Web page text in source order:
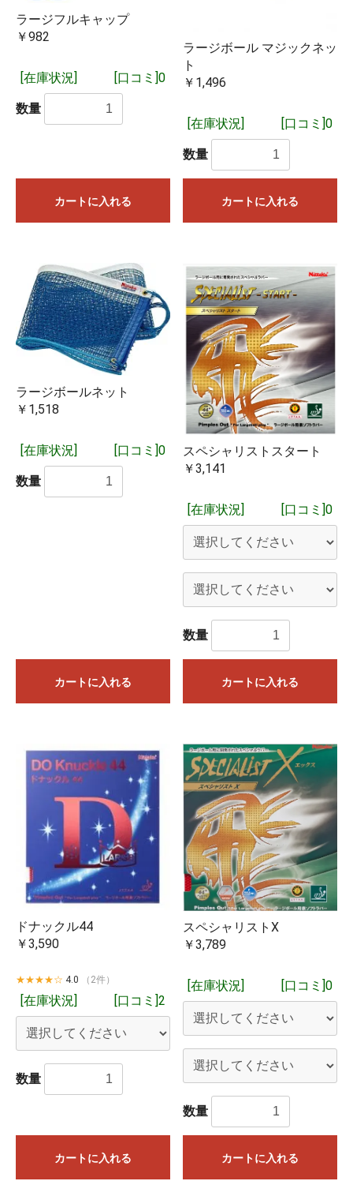
ラージフルキャップ
￥982
[在庫状況] [口コミ]0
数量
カートに入れる
ラージボール マジックネッ
ト
￥1,496
[在庫状況] [口コミ]0
数量
カートに入れる
ラージボールネット
￥1,518
[在庫状況] [口コミ]0
数量
カートに入れる
スペシャリストスタート
￥3,141
[在庫状況] [口コミ]0
数量
カートに入れる
ドナックル44
￥3,590
★★★★☆ 4.0 （2件）
[在庫状況] [口コミ]2
数量
カートに入れる
スペシャリストX
￥3,789
[在庫状況] [口コミ]0
数量
カートに入れる